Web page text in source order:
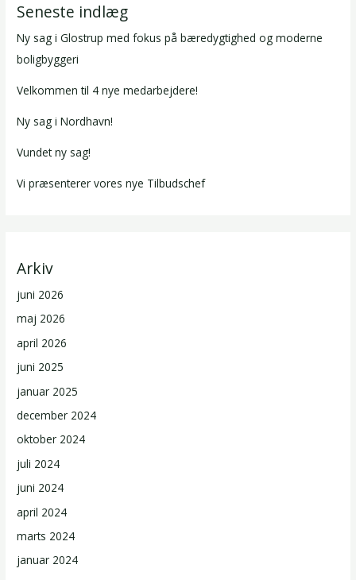
Seneste indlæg
Ny sag i Glostrup med fokus på bæredygtighed og moderne
boligbyggeri
Velkommen til 4 nye medarbejdere!
Ny sag i Nordhavn!
Vundet ny sag!
Vi præsenterer vores nye Tilbudschef
Arkiv
juni 2026
maj 2026
april 2026
juni 2025
januar 2025
december 2024
oktober 2024
juli 2024
juni 2024
april 2024
marts 2024
januar 2024